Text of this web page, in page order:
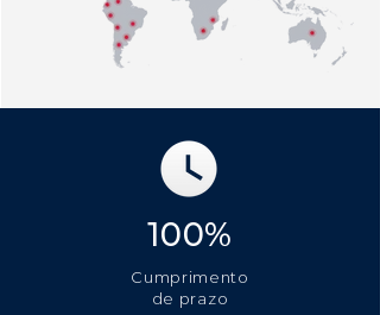
100%
Cumprimento
de prazo